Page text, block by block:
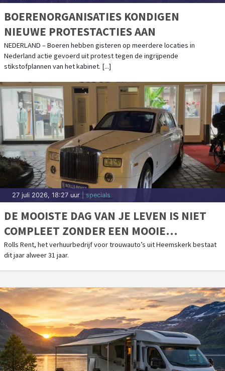
BOERENORGANISATIES KONDIGEN
NIEUWE PROTESTACTIES AAN
NEDERLAND – Boeren hebben gisteren op meerdere locaties in
Nederland actie gevoerd uit protest tegen de ingrijpende
stikstofplannen van het kabinet. [...]
27 juli 2026, 18:27 uur | specials
DE MOOISTE DAG VAN JE LEVEN IS NIET
COMPLEET ZONDER EEN MOOIE
TROUWAUTO
Rolls Rent, het verhuurbedrijf voor trouwauto’s uit Heemskerk bestaat
dit jaar alweer 31 jaar.